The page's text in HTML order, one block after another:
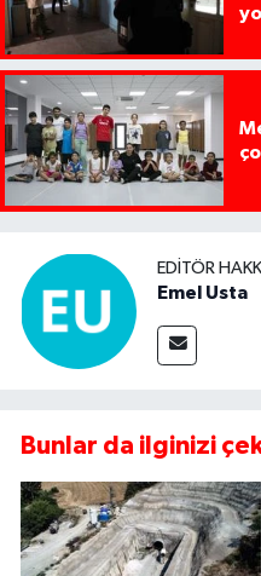
EDITÖR
Emel Usta
Bunlar da ilginizi